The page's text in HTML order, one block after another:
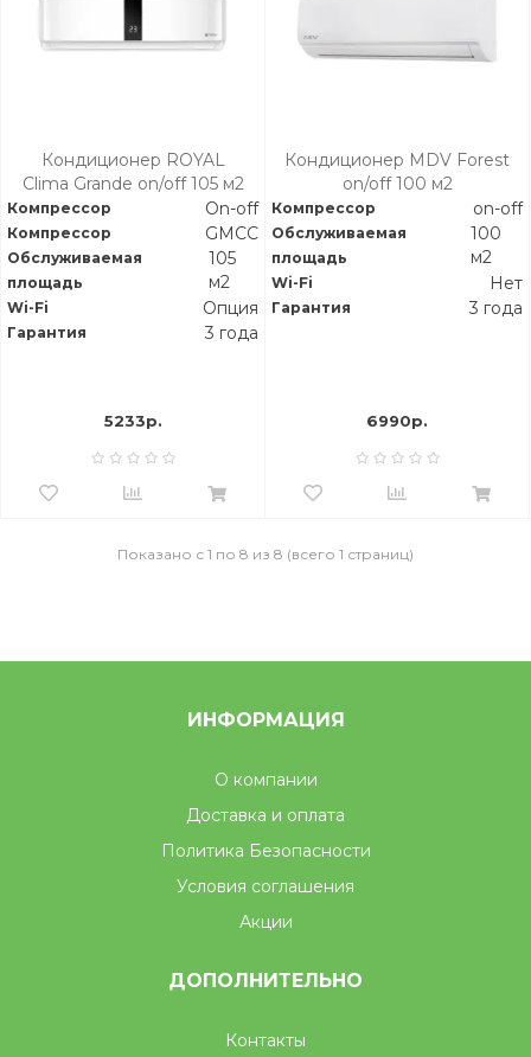
Кондиционер ROYAL
Clima Grande on/off 105 м2
Компрессор On-off
Компрессор GMCC
Обслуживаемая
площадь
105
м2
Wi-Fi Опция
Гарантия 3 года
5233р.
Кондиционер MDV Forest
on/off 100 м2
Компрессор on-off
Обслуживаемая
площадь
100
м2
Wi-Fi Нет
Гарантия 3 года
6990р.
Показано с 1 по 8 из 8 (всего 1 страниц)
ИНФОРМАЦИЯ
О компании
Доставка и оплата
Политика Безопасности
Условия соглашения
Акции
ДОПОЛНИТЕЛЬНО
Контакты